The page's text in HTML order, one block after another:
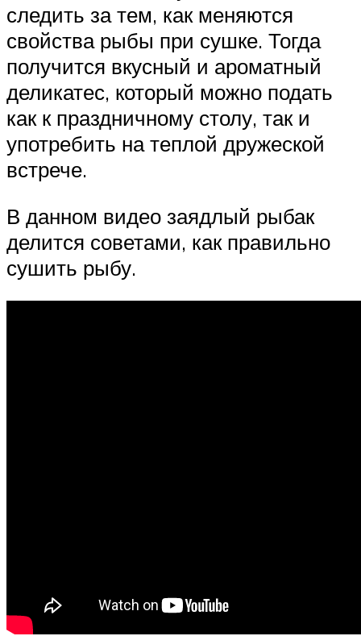
следить за тем, как меняются
свойства рыбы при сушке. Тогда
получится вкусный и ароматный
деликатес, который можно подать
как к праздничному столу, так и
употребить на теплой дружеской
встрече.
В данном видео заядлый рыбак
делится советами, как правильно
сушить рыбу.